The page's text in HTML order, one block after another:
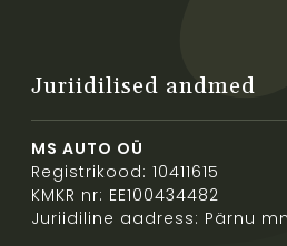
Juriidilised andmed
MS AUTO OÜ
Registrikood: 10411615
KMKR nr: EE100434482
Juriidiline aadress: Pärnu